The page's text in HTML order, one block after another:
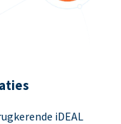
iDEAL